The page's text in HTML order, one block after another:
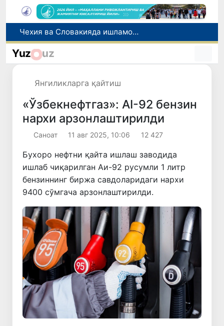
Боланинг фамилиясига отасининг исмини беришга рухсат берилади
Беҳруз Каримов фаолиятини Швейцариянинг «Лугано» клубида давом эттиради
Yuz uz
Янгиликларга қайтиш
«Ўзбекнефтгаз»: AI-92 бензин
нархи арзонлаштирилди
Саноат 11 авг 2025, 10:06 12 427
Бухоро нефтни қайта ишлаш заводида
ишлаб чиқарилган Аи-92 русумли 1 литр
бензиннинг биржа савдоларидаги нархи
9400 сўмгача арзонлаштирилди.